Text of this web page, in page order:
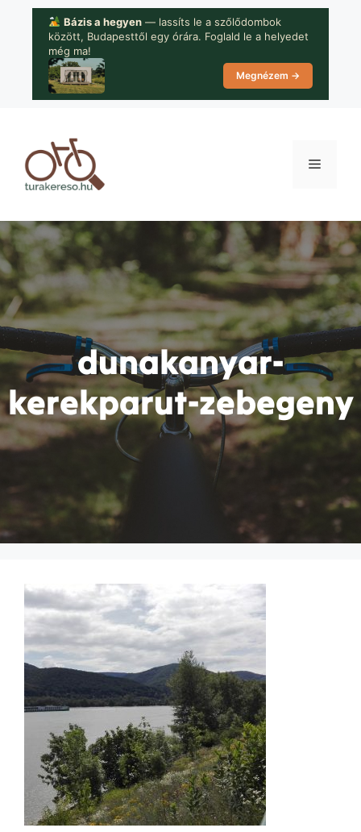
Kilépés
tartalomba
Bázis a hegyen— lassíts le a szőlődombok
között, Budapesttől egy órára. Foglald le a helyedet
még ma!
Megnézem →
Menü
dunakanyar-
kerekparut-zebegeny